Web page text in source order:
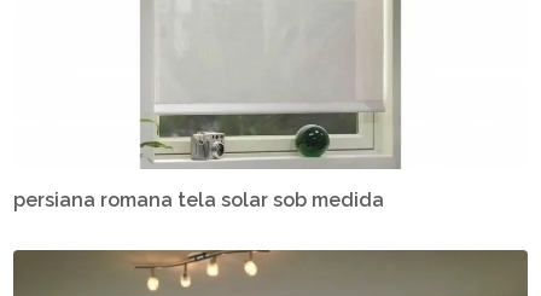
persiana romana tela solar sob medida